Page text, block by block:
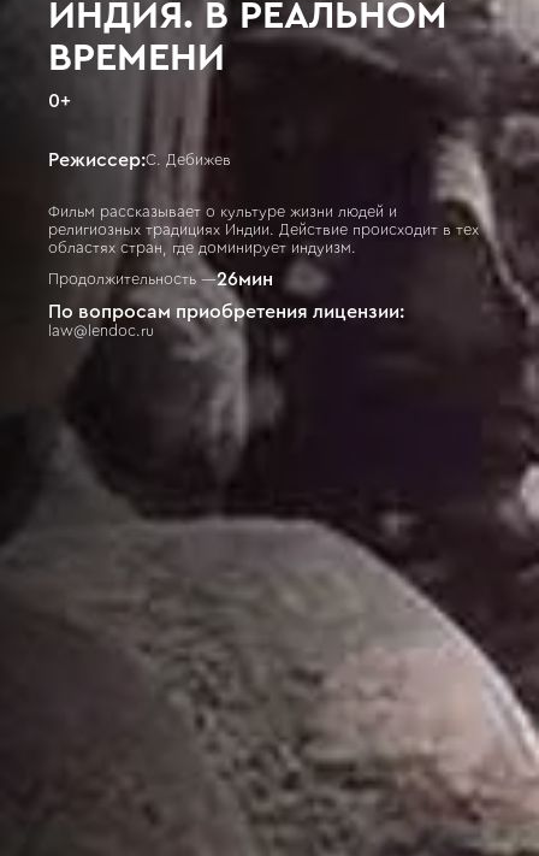
ИНДИЯ. В РЕАЛЬНОМ
ВРЕМЕНИ
0+
Режиссер:С. Дебижев
Фильм рассказывает о культуре жизни людей и
религиозных традициях Индии. Действие происходит в тех
областях стран, где доминирует индуизм.
Продолжительность —26мин
По вопросам приобретения лицензии:
law@lendoc.ru